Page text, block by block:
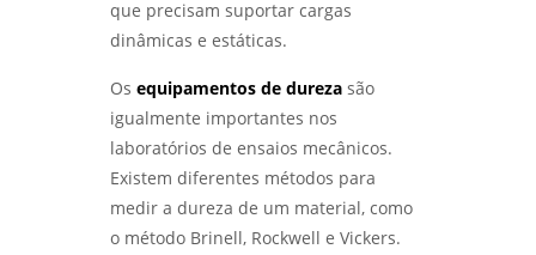
que precisam suportar cargas
dinâmicas e estáticas.
Os equipamentos de durezasão
igualmente importantes nos
laboratórios de ensaios mecânicos.
Existem diferentes métodos para
medir a dureza de um material, como
o método Brinell, Rockwell e Vickers.